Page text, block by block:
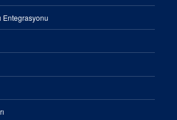
Entegrasyonu